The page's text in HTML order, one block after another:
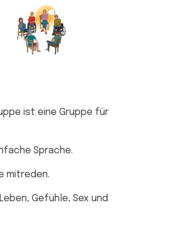
ist eine Gruppe für
Sprache.
mitreden.
Gefühle, Sex und